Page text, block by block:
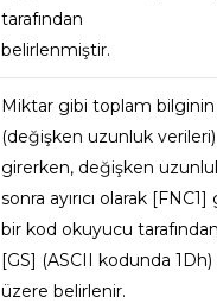
tarafından
belirlenmiştir.
Miktar gibi toplam
(değişken uzunluk
girerken, değişken
sonra ayırıcı olarak
bir kod okuyucu
[GS] (ASCII kodunda 1Dh)
üzere belirlenir.